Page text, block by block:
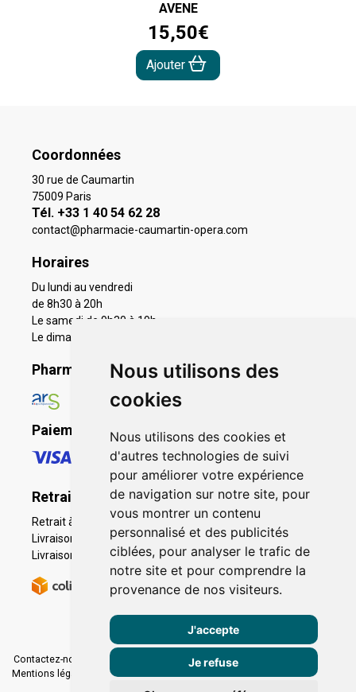
Nous utilisons des
cookies
Nous utilisons des cookies et
d'autres technologies de suivi
pour améliorer votre expérience
de navigation sur notre site, pour
vous montrer un contenu
personnalisé et des publicités
ciblées, pour analyser le trafic de
notre site et pour comprendre la
provenance de nos visiteurs.
J'accepte
Je refuse
AVENE
15,50€
Ajouter
Coordonnées
30 rue de Caumartin
75009 Paris
Tél. +33 1 40 54 62 28
contact@pharmacie-caumartin-opera.com
Horaires
Du lundi au vendredi
de 8h30 à 20h
Le samedi de 9h30 à 19h
Le dimanche 11h à 19h
Pharmacie en ligne agréée
Paiement sécurisé
Retrait - Livraison
Retrait à la pharmacie - Click & Collect
Livraison en Point Relais
Livraison à domicile
Contactez-nous | Déclarer un effet indésirable
Mentions légales
Conditions générales - CGV
Données personnelles
Cookies Préférences Cookies